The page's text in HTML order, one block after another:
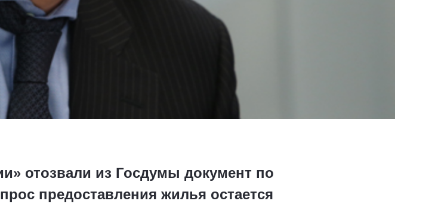
отозвали из Госдумы документ по
предоставления жилья остается